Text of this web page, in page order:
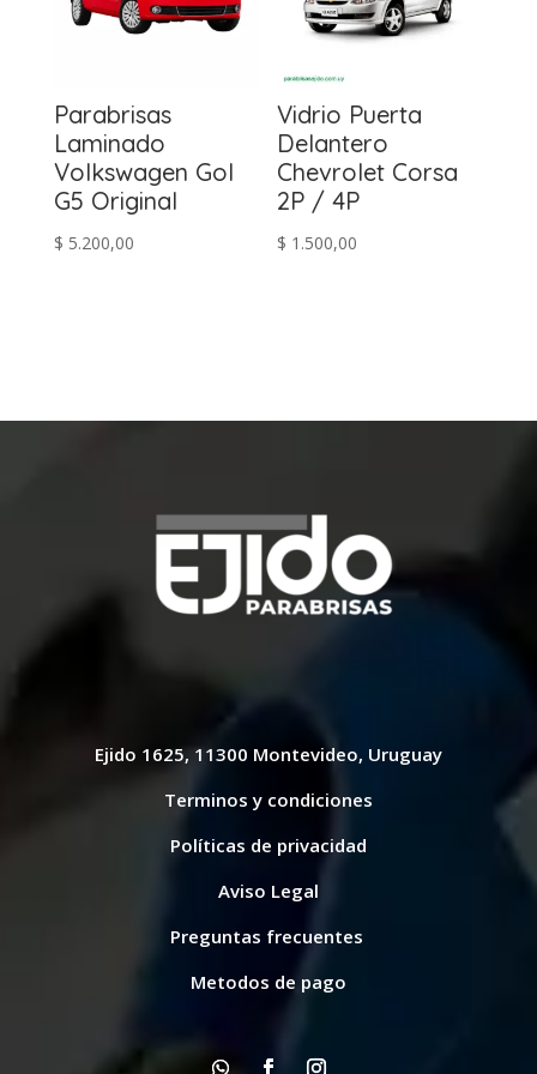
Parabrisas
Laminado
Volkswagen Gol
G5 Original
$ 5.200,00
Vidrio Puerta
Delantero
Chevrolet Corsa
2P / 4P
$ 1.500,00
Ejido 1625, 11300 Montevideo, Uruguay
Terminos y condiciones
Políticas de privacidad
Aviso Legal
Preguntas frecuentes
Metodos de pago